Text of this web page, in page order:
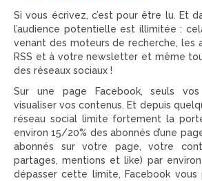
Si vous écrivez, c’est pour être lu. Et
l’audience potentielle est illimitée :
venant des moteurs de recherche, les
RSS et à votre newsletter et même
des réseaux sociaux !
Sur une page Facebook, seuls
visualiser vos contenus. Et depuis
réseau social limite fortement la
environ 15/20% des abonnés d’une
abonnés sur votre page, votre
partages, mentions et like) par
dépasser cette limite, Facebook